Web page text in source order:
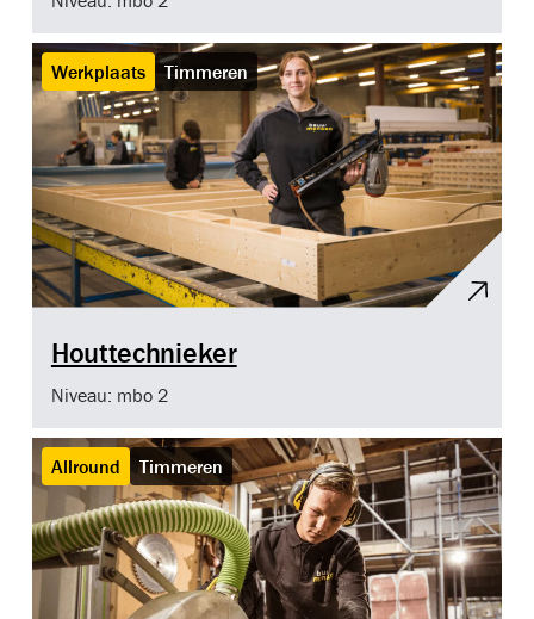
Werkplaats Timmeren
Houttechnieker
Niveau: mbo 2
Allround Timmeren